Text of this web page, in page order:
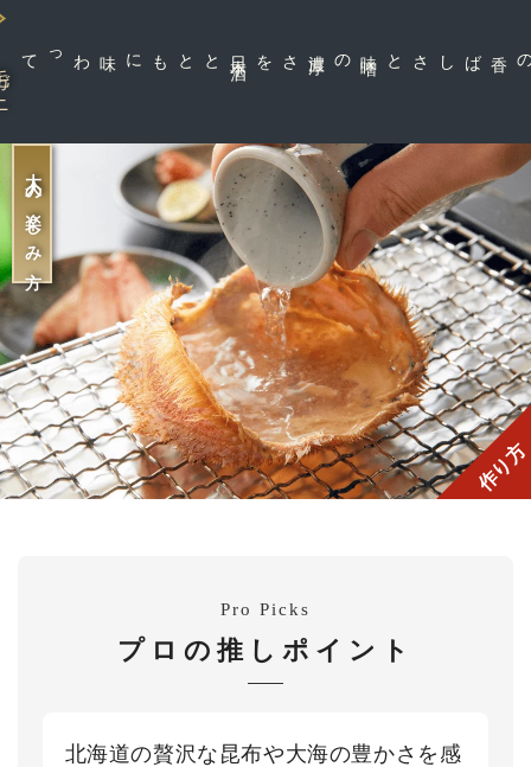
大人の楽しみ方
作り方
カニの香ばしさと
さを
とともに味わって
Pro Picks
プロの推しポイント
北海道の贅沢な昆布や大海の豊かさを感